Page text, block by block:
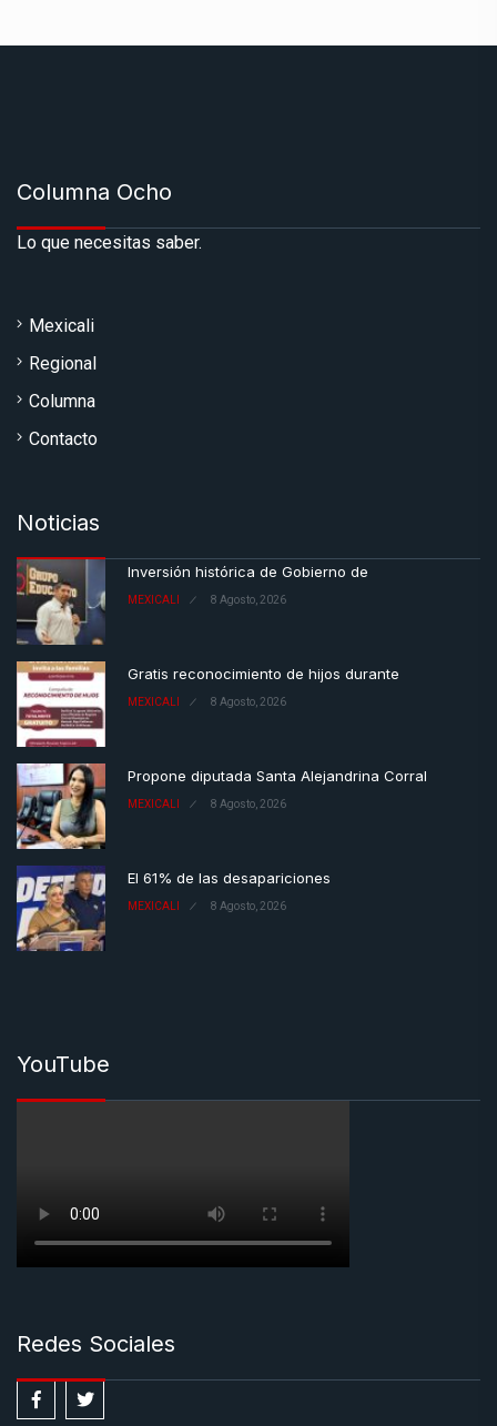
Columna Ocho
Lo que necesitas saber.
Mexicali
Regional
Columna
Contacto
Noticias
Inversión histórica de Gobierno de
MEXICALI 8 Agosto, 2026
Gratis reconocimiento de hijos durante
MEXICALI 8 Agosto, 2026
Propone diputada Santa Alejandrina Corral
MEXICALI 8 Agosto, 2026
El 61% de las desapariciones
MEXICALI 8 Agosto, 2026
YouTube
Redes Sociales